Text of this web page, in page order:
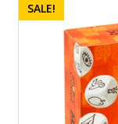
SALE!